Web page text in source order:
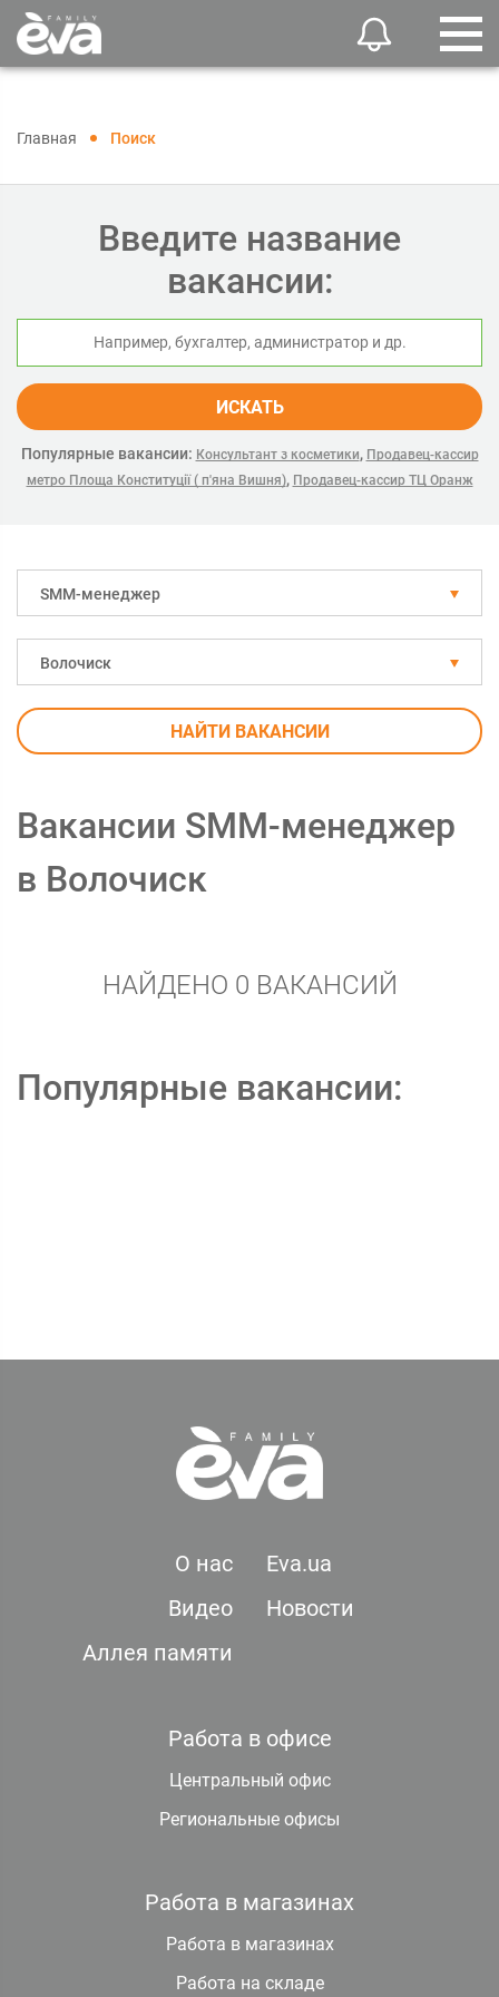
Главная Поиск
Введите название
вакансии:
ИСКАТЬ
Популярные вакансии: Консультант з косметики, Продавец-кассир
метро Площа Конституції ( п'яна Вишня), Продавец-кассир ТЦ Оранж
SMM-менеджер
Волочиск
НАЙТИ ВАКАНСИИ
Вакансии SMM-менеджер
в Волочиск
НАЙДЕНО 0 ВАКАНСИЙ
Популярные вакансии:
О нас
Eva.ua
Видео
Новости
Аллея памяти
Работа в офисе
Центральный офис
Региональные офисы
Работа в магазинах
Работа в магазинах
Работа на складе